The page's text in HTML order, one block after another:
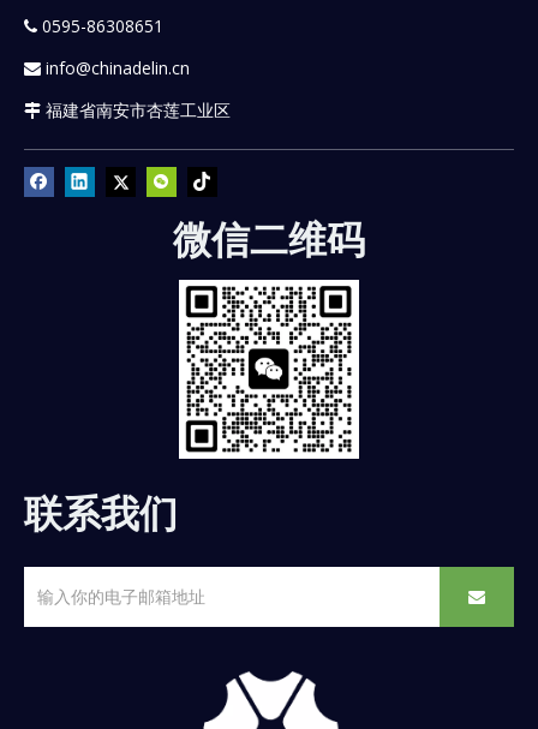
 0595-86308651
 info@chinadelin.cn
 福建省南安市杏莲工业区
微信二维码
联系我们